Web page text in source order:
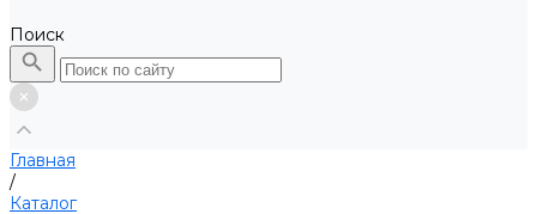
Поиск
Главная
/
Каталог